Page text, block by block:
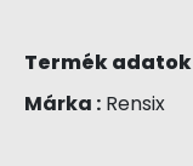
Termék adatok
Márka : Rensix